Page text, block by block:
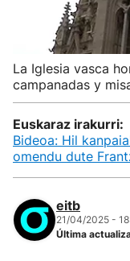
La Iglesia vasca
campanadas y
Euskaraz irakurri:
Bideoa: Hil
omendu dute
eitb
21/04/2025 -
Última